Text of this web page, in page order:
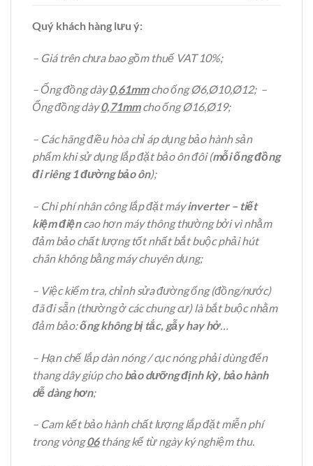
Quý khách hàng lưu ý:
– Giá trên chưa bao gồm thuế VAT 10%;
– Ống đồng dày0,61mmcho ống Ø6,Ø10,Ø12; –
Ống đồng dày0,71mmcho ống Ø16,Ø19;
– Các hãng điều hòa chỉ áp dụng bảo hành sản
phẩm khi sử dụng lắp đặt bảo ôn đôi (mỗi ống đồng
đi riêng 1 đường bảo ôn);
– Chi phí nhân công lắp đặt máyinverter – tiết
kiệm điệncao hơn máy thông thường bởi vì nhằm
đảm bảo chất lượng tốt nhất bắt buộc phải hút
chân không bằng máy chuyên dụng;
– Việc kiểm tra, chỉnh sửa đường ống (đồng/nước)
đã đi sẵn (thường ở các chung cư) là bắt buộc nhằm
đảm bảo:ống không bị tắc, gẫy hay hở…
– Hạn chế lắp dàn nóng / cục nóng phải dùng đến
thang dây giúp chobảo dưỡng định kỳ, bảo hành
dễ dàng hơn;
– Cam kết bảo hành chất lượng lắp đặt miễn phí
trong vòng06tháng kể từ ngày ký nghiệm thu.